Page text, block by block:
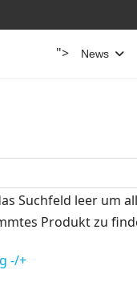
"> News
Suchfeld leer um
Produkt zu
-/+